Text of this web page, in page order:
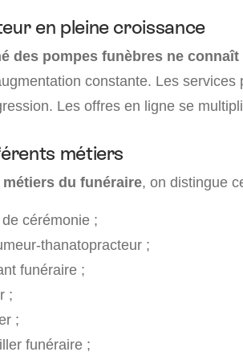
en pleine croissance
des pompes funèbres ne
constante. Les
Les offres en ligne se
métiers
métiers du funéraire, on distingue
cérémonie ;
thanatopracteur ;
funéraire ;
;
;
funéraire ;